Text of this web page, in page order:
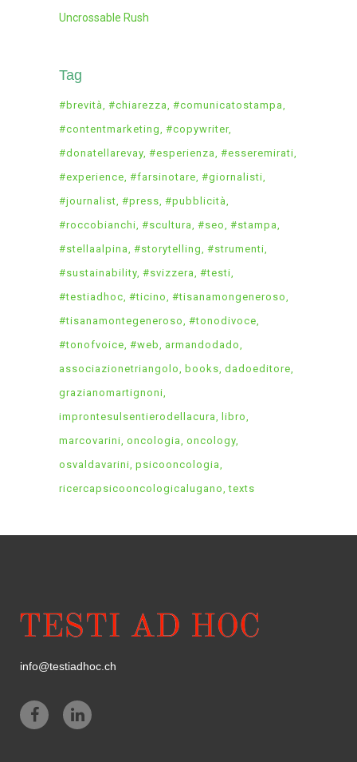
Uncrossable Rush
Tag
#brevità #chiarezza #comunicatostampa
#contentmarketing #copywriter
#donatellarevay #esperienza #esseremirati
#experience #farsinotare #giornalisti
#journalist #press #pubblicità
#roccobianchi #scultura #seo #stampa
#stellaalpina #storytelling #strumenti
#sustainability #svizzera #testi
#testiadhoc #ticino #tisanamongeneroso
#tisanamontegeneroso #tonodivoce
#tonofvoice #web
armandodado
associazionetriangolo
books dadoeditore
grazianomartignoni
improntesulsentierodellacura
libro
marcovarini oncologia oncology
osvaldavarini psicooncologia
ricercapsicooncologicalugano texts
info@testiadhoc.ch